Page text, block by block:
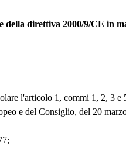
della direttiva 2000/9/CE in
l'articolo 1, commi 1, 2, 3 e
e del Consiglio, del 20